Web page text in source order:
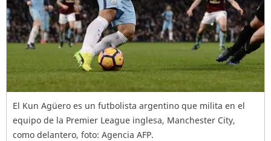
El Kun Agüero es un futbolista argentino que milita en el
equipo de la Premier League inglesa, Manchester City,
como delantero, foto: Agencia AFP.